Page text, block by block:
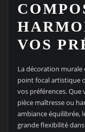
VOS
La décoration murale
point focal artistique
vos préférences.
pièce maîtresse ou
ambiance équilibrée,
grande flexibilité